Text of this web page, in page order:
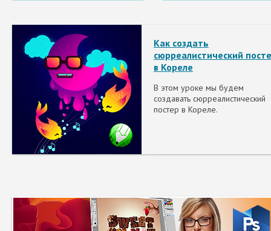
Как создать
сюрреалистический
в Кореле
В этом уроке мы будем
создавать сюрреалистический
постер в Кореле.